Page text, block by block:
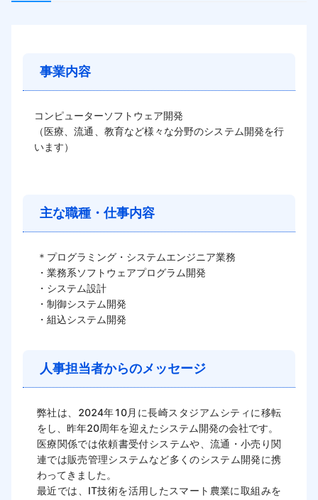
事業内容
コンピューターソフトウェア開発
（医療、流通、教育など様々な分野のシステム開発を行
います）
主な職種・仕事内容
＊プログラミング・システムエンジニア業務
・業務系ソフトウェアプログラム開発
・システム設計
・制御システム開発
・組込システム開発
人事担当者からのメッセージ
弊社は、2024年10月に長崎スタジアムシティに移転
をし、昨年20周年を迎えたシステム開発の会社です。
医療関係では依頼書受付システムや、流通・小売り関
連では販売管理システムなど多くのシステム開発に携
わってきました。
最近では、IT技術を活用したスマート農業に取組みを